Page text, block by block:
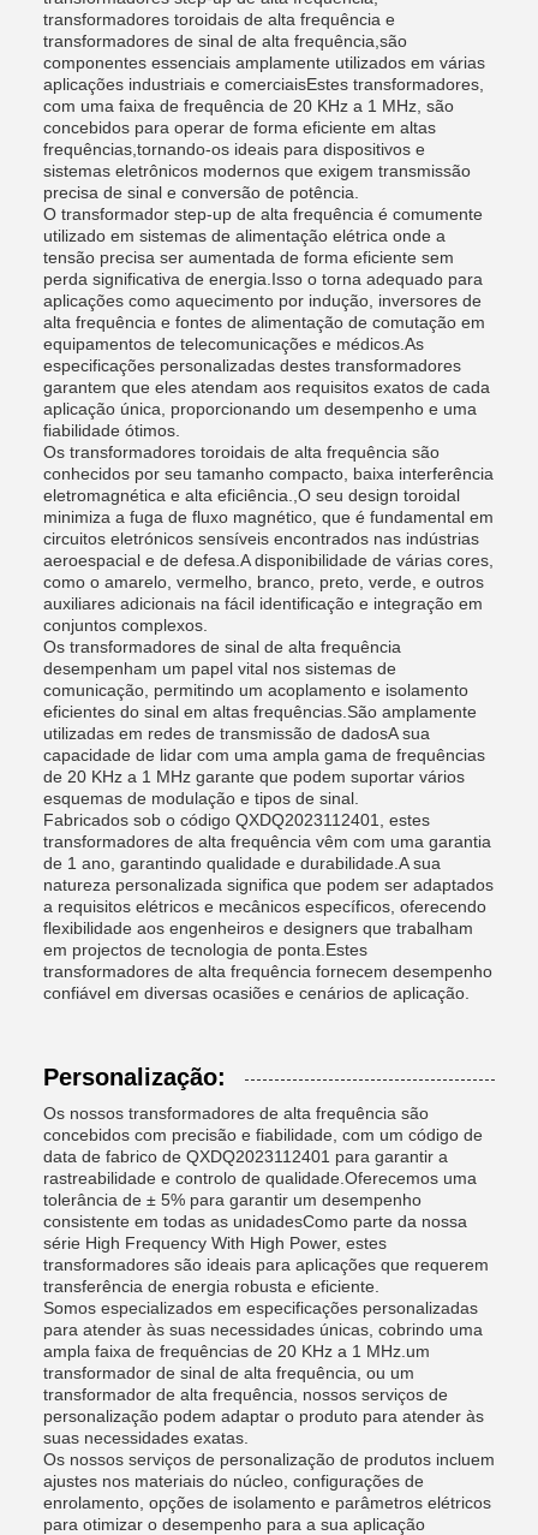
transformadores toroidais de alta frequência e
transformadores de sinal de alta frequência,são
componentes essenciais amplamente utilizados em várias
aplicações industriais e comerciaisEstes transformadores,
com uma faixa de frequência de 20 KHz a 1 MHz, são
concebidos para operar de forma eficiente em altas
frequências,tornando-os ideais para dispositivos e
sistemas eletrônicos modernos que exigem transmissão
precisa de sinal e conversão de potência.
O transformador step-up de alta frequência é comumente
utilizado em sistemas de alimentação elétrica onde a
tensão precisa ser aumentada de forma eficiente sem
perda significativa de energia.Isso o torna adequado para
aplicações como aquecimento por indução, inversores de
alta frequência e fontes de alimentação de comutação em
equipamentos de telecomunicações e médicos.As
especificações personalizadas destes transformadores
garantem que eles atendam aos requisitos exatos de cada
aplicação única, proporcionando um desempenho e uma
fiabilidade ótimos.
Os transformadores toroidais de alta frequência são
conhecidos por seu tamanho compacto, baixa interferência
eletromagnética e alta eficiência.,O seu design toroidal
minimiza a fuga de fluxo magnético, que é fundamental em
circuitos eletrónicos sensíveis encontrados nas indústrias
aeroespacial e de defesa.A disponibilidade de várias cores,
como o amarelo, vermelho, branco, preto, verde, e outros
auxiliares adicionais na fácil identificação e integração em
conjuntos complexos.
Os transformadores de sinal de alta frequência
desempenham um papel vital nos sistemas de
comunicação, permitindo um acoplamento e isolamento
eficientes do sinal em altas frequências.São amplamente
utilizadas em redes de transmissão de dadosA sua
capacidade de lidar com uma ampla gama de frequências
de 20 KHz a 1 MHz garante que podem suportar vários
esquemas de modulação e tipos de sinal.
Fabricados sob o código QXDQ2023112401, estes
transformadores de alta frequência vêm com uma garantia
de 1 ano, garantindo qualidade e durabilidade.A sua
natureza personalizada significa que podem ser adaptados
a requisitos elétricos e mecânicos específicos, oferecendo
flexibilidade aos engenheiros e designers que trabalham
em projectos de tecnologia de ponta.Estes
transformadores de alta frequência fornecem desempenho
confiável em diversas ocasiões e cenários de aplicação.
Personalização:
Os nossos transformadores de alta frequência são
concebidos com precisão e fiabilidade, com um código de
data de fabrico de QXDQ2023112401 para garantir a
rastreabilidade e controlo de qualidade.Oferecemos uma
tolerância de ± 5% para garantir um desempenho
consistente em todas as unidadesComo parte da nossa
série High Frequency With High Power, estes
transformadores são ideais para aplicações que requerem
transferência de energia robusta e eficiente.
Somos especializados em especificações personalizadas
para atender às suas necessidades únicas, cobrindo uma
ampla faixa de frequências de 20 KHz a 1 MHz.um
transformador de sinal de alta frequência, ou um
transformador de alta frequência, nossos serviços de
personalização podem adaptar o produto para atender às
suas necessidades exatas.
Os nossos serviços de personalização de produtos incluem
ajustes nos materiais do núcleo, configurações de
enrolamento, opções de isolamento e parâmetros elétricos
para otimizar o desempenho para a sua aplicação